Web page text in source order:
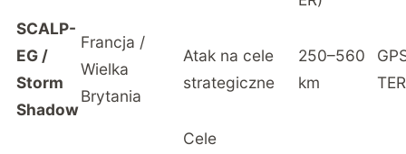
SCALP-
EG /
Storm
Shadow
Francja /
Wielka
Brytania
Atak na cele
strategiczne
250–560
km
Cele